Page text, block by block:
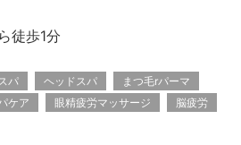
徒歩1分
パ ヘッドスパ
まつ毛rパーマ
ケア 眼精疲労マッサージ
脳疲労